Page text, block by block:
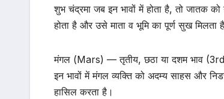
शुभ चंद्रमा जब इन भावों में होता है, तो जातक
होता है और उसे माता व भूमि का पूर्ण सुख मिलता
​मंगल (Mars) — तृतीय, छठा या दशम भाव
इन भावों में मंगल व्यक्ति को अदम्य साहस और
हासिल करता है।